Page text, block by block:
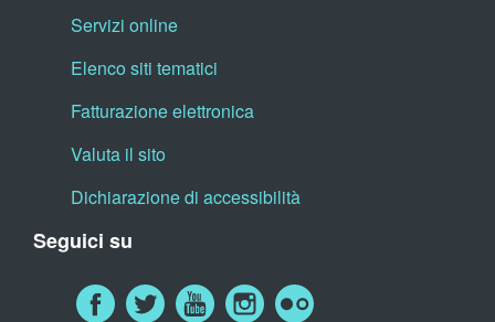
Servizi online
Elenco siti tematici
Fatturazione elettronica
Valuta il sito
Dichiarazione di accessibilità
Seguici su